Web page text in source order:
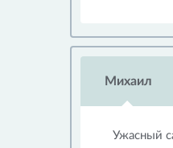
Михаил
Ужасный